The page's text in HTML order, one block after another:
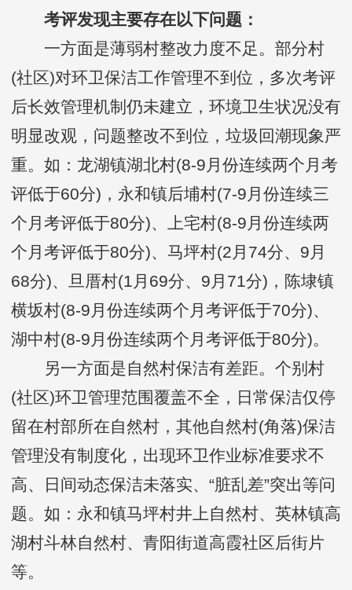
考评发现主要存在以下问题：
一方面是薄弱村整改力度不足。部分村
(社区)对环卫保洁工作管理不到位，多次考评
后长效管理机制仍未建立，环境卫生状况没有
明显改观，问题整改不到位，垃圾回潮现象严
重。如：龙湖镇湖北村(8-9月份连续两个月考
评低于60分)，永和镇后埔村(7-9月份连续三
个月考评低于80分)、上宅村(8-9月份连续两
个月考评低于80分)、马坪村(2月74分、9月
68分)、旦厝村(1月69分、9月71分)，陈埭镇
横坂村(8-9月份连续两个月考评低于70分)、
湖中村(8-9月份连续两个月考评低于80分)。
另一方面是自然村保洁有差距。个别村
(社区)环卫管理范围覆盖不全，日常保洁仅停
留在村部所在自然村，其他自然村(角落)保洁
管理没有制度化，出现环卫作业标准要求不
高、日间动态保洁未落实、“脏乱差”突出等问
题。如：永和镇马坪村井上自然村、英林镇高
湖村斗林自然村、青阳街道高霞社区后街片
等。